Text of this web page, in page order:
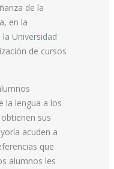
de la
en la
Universidad
de cursos
la lengua a los
sus
acuden a
que
alumnos les